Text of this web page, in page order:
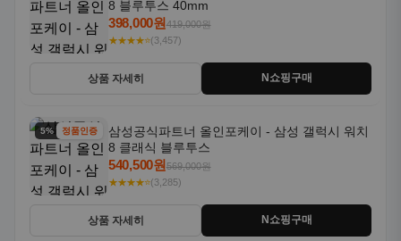
8 블루투스 40mm
398,000원419,000원
★★★★⭐(3,457)
상품 자세히 N쇼핑구매
5% 할인정품인증
삼성공식파트너 올인포케이 - 삼성 갤럭시 워치
8 클래식 블루투스
540,500원569,000원
★★★★⭐(3,285)
상품 자세히 N쇼핑구매